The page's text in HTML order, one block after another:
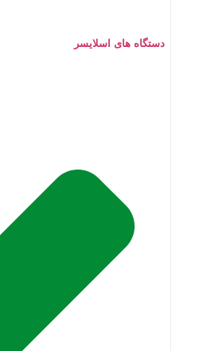
دستگاه های اسلایسر